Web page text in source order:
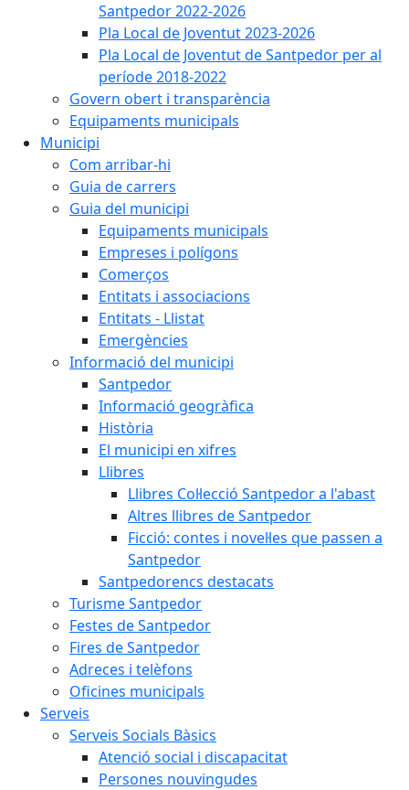
Santpedor 2022-2026
Pla Local de Joventut 2023-2026
Pla Local de Joventut de Santpedor per al
període 2018-2022
Govern obert i transparència
Equipaments municipals
Municipi
Com arribar-hi
Guia de carrers
Guia del municipi
Equipaments municipals
Empreses i polígons
Comerços
Entitats i associacions
Entitats - Llistat
Emergències
Informació del municipi
Santpedor
Informació geogràfica
Història
El municipi en xifres
Llibres
Llibres Col·lecció Santpedor a l'abast
Altres llibres de Santpedor
Ficció: contes i novel·les que passen a
Santpedor
Santpedorencs destacats
Turisme Santpedor
Festes de Santpedor
Fires de Santpedor
Adreces i telèfons
Oficines municipals
Serveis
Serveis Socials Bàsics
Atenció social i discapacitat
Persones nouvingudes